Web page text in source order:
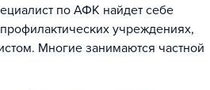
по АФК найдет себе
учреждениях,
Многие занимаются частной